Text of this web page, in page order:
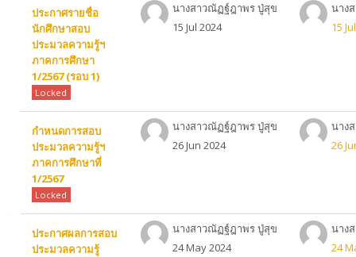
ประกาศรายชื่อ
นักศึกษาสอบ
ประมวลความรู้ฯ
ภาคการศึกษา
1/2567 (รอบ 1)
Locked
นางสาวณัฏฐ์ฎาพร ปู่สุข
15 Jul 2024
นาง
15
กำหนดการสอบ
ประมวลความรู้ฯ
ภาคการศึกษาที่
1/2567
Locked
นางสาวณัฏฐ์ฎาพร ปู่สุข
26 Jun 2024
นาง
26
ประกาศผลการสอบ
ประมวลความรู้
นางสาวณัฏฐ์ฎาพร ปู่สุข
24 May 2024
นาง
24